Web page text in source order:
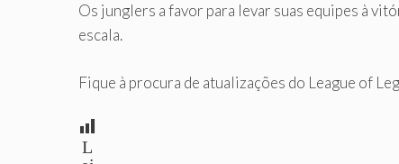
Os junglers a favor para levar suas equipes à
escala.
Fique à procura de atualizações do League of
L